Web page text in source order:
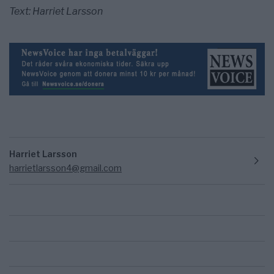
Text: Harriet Larsson
Harriet Larsson
harrietlarsson4@gmail.com